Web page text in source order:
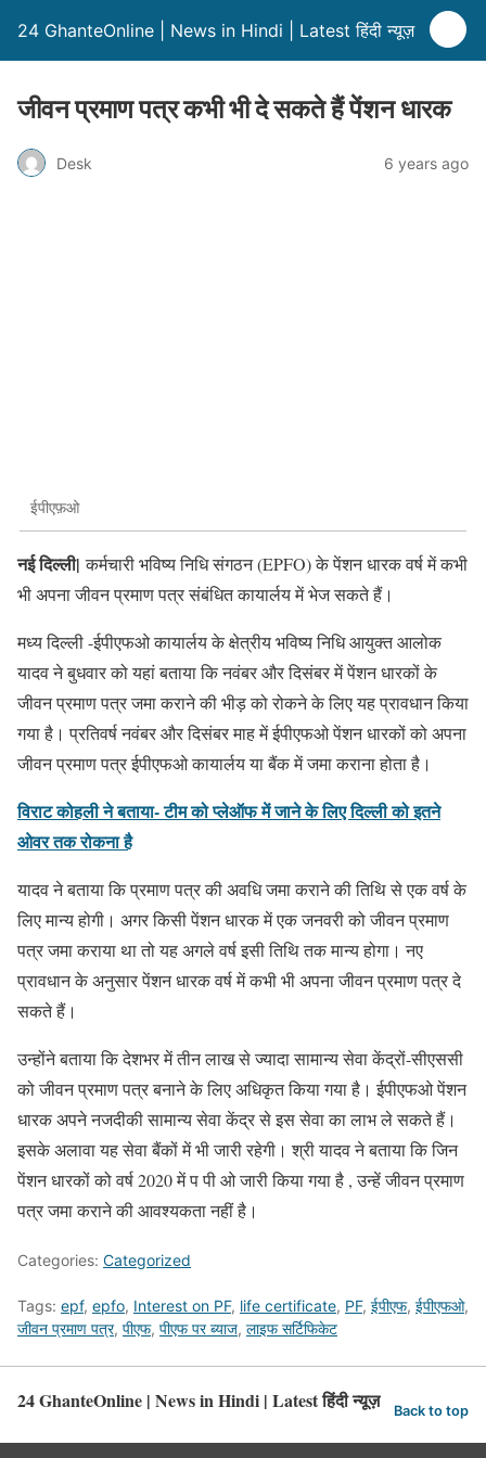
24 GhanteOnline | News in Hindi | Latest हिंदी न्यूज़
जीवन प्रमाण पत्र कभी भी दे सकते हैं पेंशन धारक
Desk 6 years ago
ईपीएफ़ओ
नई दिल्ली|कर्मचारी भविष्य निधि संगठन (EPFO) के पेंशन धारक वर्ष में कभी
भी अपना जीवन प्रमाण पत्र संबंधित कायार्लय में भेज सकते हैं।
मध्य दिल्ली -ईपीएफओ कायार्लय के क्षेत्रीय भविष्य निधि आयुक्त आलोक
यादव ने बुधवार को यहां बताया कि नवंबर और दिसंबर में पेंशन धारकों के
जीवन प्रमाण पत्र जमा कराने की भीड़ को रोकने के लिए यह प्रावधान किया
गया है। प्रतिवर्ष नवंबर और दिसंबर माह में ईपीएफओ पेंशन धारकों को अपना
जीवन प्रमाण पत्र ईपीएफओ कायार्लय या बैंक में जमा कराना होता है।
विराट कोहली ने बताया- टीम को प्लेऑफ में जाने के लिए दिल्ली को इतने
ओवर तक रोकना है
यादव ने बताया कि प्रमाण पत्र की अवधि जमा कराने की तिथि से एक वर्ष के
लिए मान्य होगी। अगर किसी पेंशन धारक में एक जनवरी को जीवन प्रमाण
पत्र जमा कराया था तो यह अगले वर्ष इसी तिथि तक मान्य होगा। नए
प्रावधान के अनुसार पेंशन धारक वर्ष में कभी भी अपना जीवन प्रमाण पत्र दे
सकते हैं।
उन्होंने बताया कि देशभर में तीन लाख से ज्यादा सामान्य सेवा केंद्रों-सीएससी
को जीवन प्रमाण पत्र बनाने के लिए अधिकृत किया गया है। ईपीएफओ पेंशन
धारक अपने नजदीकी सामान्य सेवा केंद्र से इस सेवा का लाभ ले सकते हैं।
इसके अलावा यह सेवा बैंकों में भी जारी रहेगी। श्री यादव ने बताया कि जिन
पेंशन धारकों को वर्ष 2020 में प पी ओ जारी किया गया है , उन्हें जीवन प्रमाण
पत्र जमा कराने की आवश्यकता नहीं है।
Categories: Categorized
Tags: epf, epfo, Interest on PF, life certificate, PF, ईपीएफ, ईपीएफओ,
जीवन प्रमाण पत्र, पीएफ, पीएफ पर ब्याज, लाइफ सर्टिफिकेट
24 GhanteOnline | News in Hindi | Latest हिंदी न्यूज़ Back to top